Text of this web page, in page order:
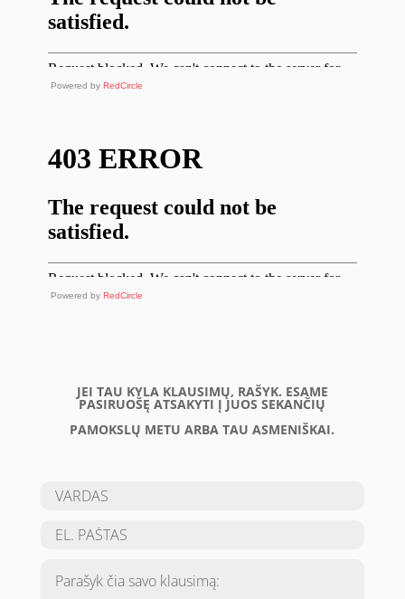
Powered by RedCircle
Powered by RedCircle
JEI TAU KYLA KLAUSIMŲ, RAŠYK. ESAME
PASIRUOŠĘ ATSAKYTI Į JUOS SEKANČIŲ
PAMOKSLŲ METU ARBA TAU ASMENIŠKAI.